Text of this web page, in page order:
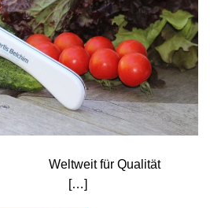
Qualität
[…]